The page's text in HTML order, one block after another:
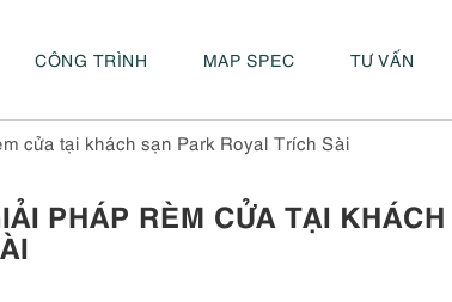
CÔNG TRÌNH MAP SPEC TƯ VẤN
cửa tại khách sạn Park Royal Trích Sài
PHÁP RÈM CỬA TẠI